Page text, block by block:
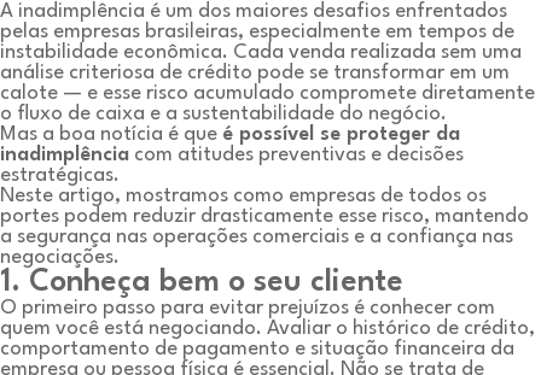
A inadimplência é um dos maiores desafios enfrentados
pelas empresas brasileiras, especialmente em tempos de
instabilidade econômica. Cada venda realizada sem uma
análise criteriosa de crédito pode se transformar em um
calote — e esse risco acumulado compromete diretamente
o fluxo de caixa e a sustentabilidade do negócio.
Mas a boa notícia é que é possível se proteger da
inadimplência com atitudes preventivas e decisões
estratégicas.
Neste artigo, mostramos como empresas de todos os
portes podem reduzir drasticamente esse risco, mantendo
a segurança nas operações comerciais e a confiança nas
negociações.
1. Conheça bem o seu cliente
O primeiro passo para evitar prejuízos é conhecer com
quem você está negociando. Avaliar o histórico de crédito,
comportamento de pagamento e situação financeira da
empresa ou pessoa física é essencial. Não se trata de